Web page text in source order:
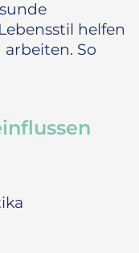
helfen
So